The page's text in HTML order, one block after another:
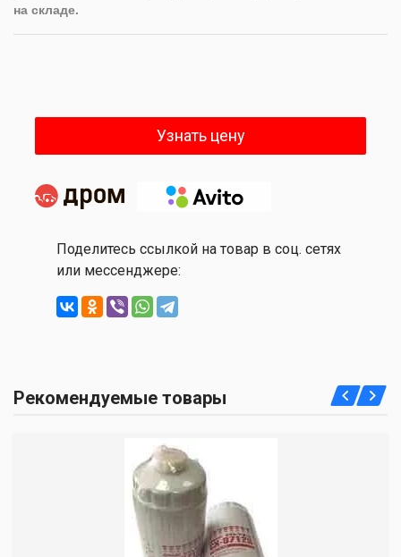
на складе.
Узнать цену
Поделитесь ссылкой на товар в соц. сетях
или мессенджере:
Рекомендуемые товары